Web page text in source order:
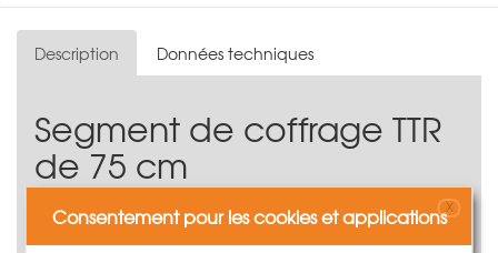
Description Données techniques
Segment de coffrage TTR
de 75 cm
Le segment de coffrage TTR de 75 cm pour le coffrage
de parois circulaire.
Consentement pour les cookies et applicationsX